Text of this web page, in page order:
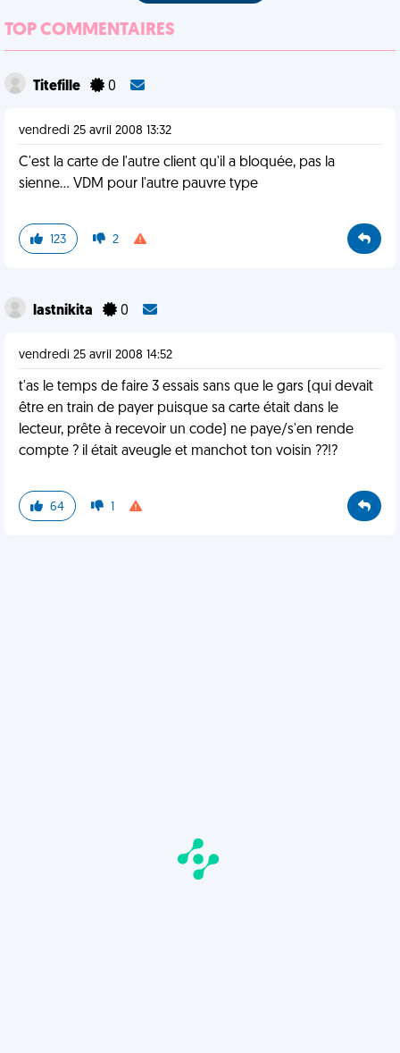
TOP COMMENTAIRES
Titefille 0
vendredi 25 avril 2008 13:32
C'est la carte de l'autre client qu'il a bloquée, pas la
sienne... VDM pour l'autre pauvre type
123 2
lastnikita 0
vendredi 25 avril 2008 14:52
t'as le temps de faire 3 essais sans que le gars (qui devait
être en train de payer puisque sa carte était dans le
lecteur, prête à recevoir un code) ne paye/s'en rende
compte ? il était aveugle et manchot ton voisin ??!?
64 1